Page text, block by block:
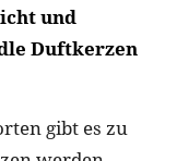
und
Duftkerzen
gibt es zu